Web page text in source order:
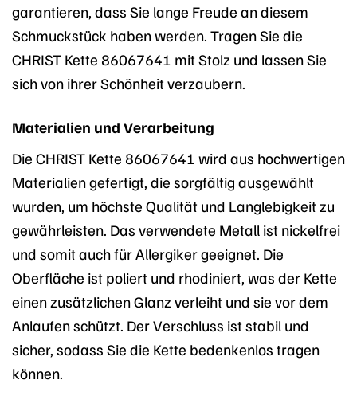
garantieren, dass Sie lange Freude an diesem
Schmuckstück haben werden. Tragen Sie die
CHRIST Kette 86067641 mit Stolz und lassen Sie
sich von ihrer Schönheit verzaubern.
Materialien und Verarbeitung
Die CHRIST Kette 86067641 wird aus hochwertigen
Materialien gefertigt, die sorgfältig ausgewählt
wurden, um höchste Qualität und Langlebigkeit zu
gewährleisten. Das verwendete Metall ist nickelfrei
und somit auch für Allergiker geeignet. Die
Oberfläche ist poliert und rhodiniert, was der Kette
einen zusätzlichen Glanz verleiht und sie vor dem
Anlaufen schützt. Der Verschluss ist stabil und
sicher, sodass Sie die Kette bedenkenlos tragen
können.